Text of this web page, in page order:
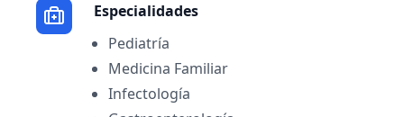
Especialidades
Pediatría
Medicina Familiar
Infectología